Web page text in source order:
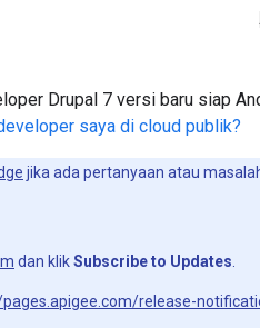
Drupal 7 versi baru siap
saya di cloud publik?
jika ada pertanyaan atau
dan klikSubscribe to Updates
release-